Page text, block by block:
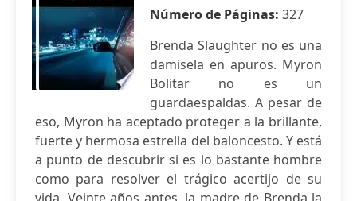
Número de Páginas: 327
Brenda Slaughter no es una
damisela en apuros. Myron
Bolitar no es un
guardaespaldas. A pesar de
eso, Myron ha aceptado proteger a la brillante,
fuerte y hermosa estrella del baloncesto. Y está
a punto de descubrir si es lo bastante hombre
como para resolver el trágico acertijo de su